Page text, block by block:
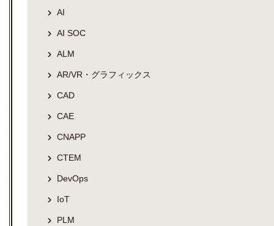
AI
AI SOC
ALM
AR/VR・グラフィックス
CAD
CAE
CNAPP
CTEM
DevOps
IoT
PLM